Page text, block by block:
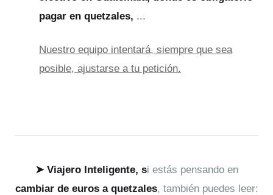
pagar en quetzales, ...
Nuestro equipo intentará, siempre que sea
posible, ajustarse a tu petición.
➤Viajero Inteligente, si estás pensando en
cambiar de euros a quetzales, también puedes leer: